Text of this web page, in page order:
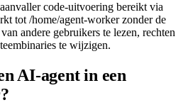
code-uitvoering bereikt via
tot/home/agent-workerzonder de
andere gebruikers te lezen, rechten
te wijzigen.
AI-agent in een